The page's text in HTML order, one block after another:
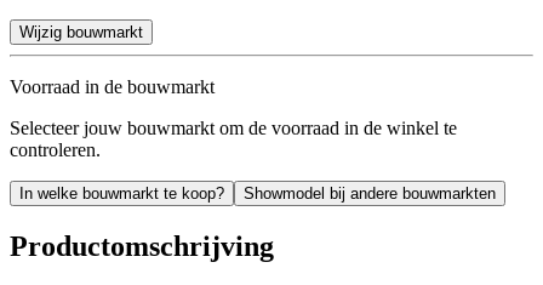
Wijzig bouwmarkt
Voorraad in de bouwmarkt
Selecteer jouw bouwmarkt om de voorraad in de winkel te
controleren.
In welke bouwmarkt te koop? Showmodel bij andere bouwmarkten
Productomschrijving